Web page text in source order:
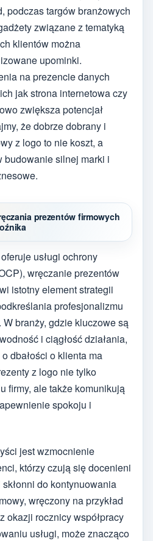
podczas targów branżowych
związane z tematyką
klientów można
upominki.
na prezencie danych
jak strona internetowa czy
zwiększa potencjał
że dobrze dobrany i
z logo to nie koszt, a
budowanie silnej marki i
prezentów firmowych
usługi ochrony
wręczanie prezentów
istotny element strategii
profesjonalizmu
branży, gdzie kluczowe są
i ciągłość działania,
dbałości o klienta ma
z logo nie tylko
firmy, ale także komunikują
spokoju i
jest wzmocnienie
którzy czują się docenieni
do kontynuowania
wręczony na przykład
okazji rocznicy współpracy
usługi, może znacząco